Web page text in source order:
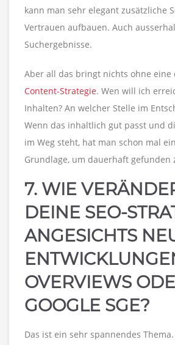
kann man sehr elegant zusätzliche
Vertrauen aufbauen. Auch
Suchergebnisse.
Aber all das bringt nichts ohne eine
Content-Strategie. Wen will ich
Inhalten? An welcher Stelle im
Wenn das inhaltlich gut passt und
im Weg steht, hat man schon mal
Grundlage, um dauerhaft gefunden
7. WIE
DEINE SEO-
ANGESICHTS
OVERVIEWS
GOOGLE SGE?
Das ist ein sehr spannendes